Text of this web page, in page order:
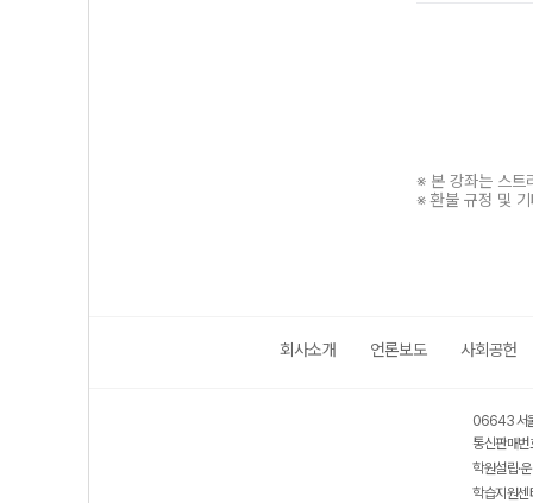
※ 본 강좌는 스트
※ 환불 규정 및
회사소개 언론보도 사회공헌
06643 서
통신판매
학원설립·
학습지원